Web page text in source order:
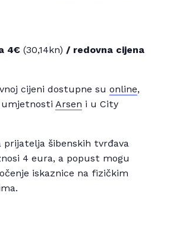
4€ (30,14kn) / redovna cijena
cijeni dostupne su online,
umjetnosti Arsen i u City
prijatelja šibenskih tvrđava
4 eura, a popust mogu
iskaznice na fizičkim